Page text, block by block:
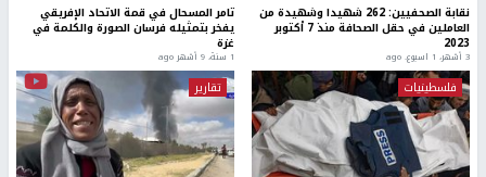
نقابة الصحفيين: 262 شهيدا وشهيدة من
العاملين في حقل الصحافة منذ 7 أكتوبر
2023
3 أشهر، 1 اسبوع. ago
تامر المسحال في قمة الاتحاد الإفريقي
يفخر بتمثيله فرسان الصورة والكلمة في
غزة
1 سنة، 9 أشهر ago
فلسطينيات تقارير